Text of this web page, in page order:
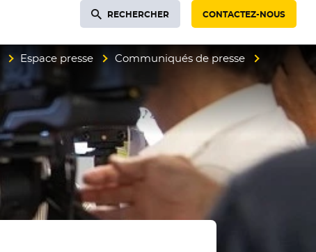
RECHERCHER CONTACTEZ-NOUS
Espace presse
Communiqués de presse